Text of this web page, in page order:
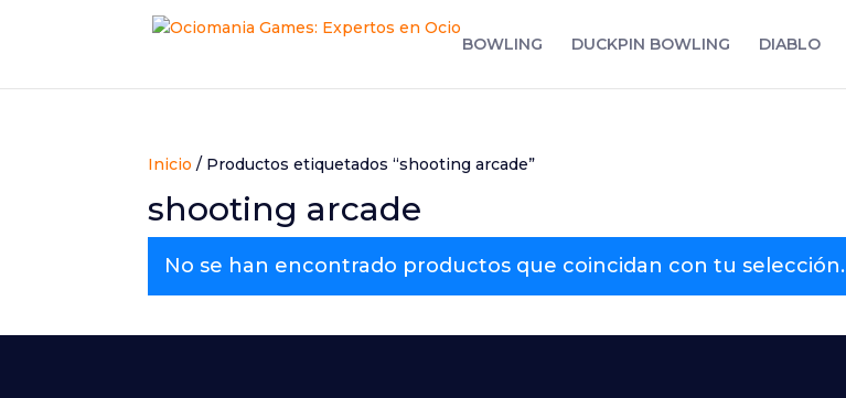
BOWLING DUCKPIN BOWLING DIABLO
Inicio / Productos etiquetados “shooting arcade”
shooting arcade
No se han encontrado productos que coincidan con tu selección.